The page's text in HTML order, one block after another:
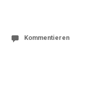
Kommentieren